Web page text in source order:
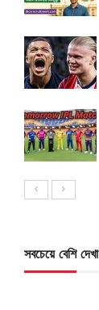
সবচেয়ে বেশি দেখা